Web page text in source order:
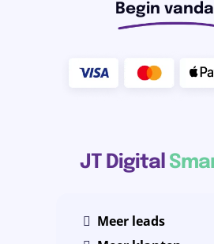
Begin
JT Digital
Meer leads